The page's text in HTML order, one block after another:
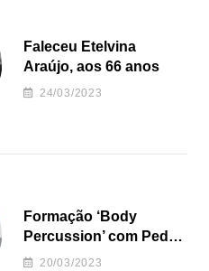
Faleceu Etelvina
Araújo, aos 66 anos
24/03/2023
Formação ‘Body
Percussion’ com Pedro
Almeida
20/03/2023